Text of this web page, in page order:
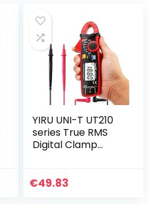
YIRU UNI-T UT210
series True RMS
Digital Clamp
with ohm,
€49.83